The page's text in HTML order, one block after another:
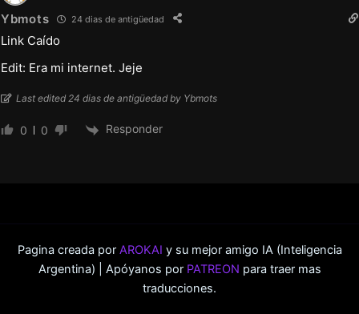
Ybmots 24 dias de antigüedad
Link Caído
Edit: Era mi internet. Jeje
Last edited 24 dias de antigüedad by Ybmots
0 0 Responder
Pagina creada por AROKAI y su mejor amigo IA (Inteligencia
Argentina) | Apóyanos por PATREON para traer mas
traducciones.